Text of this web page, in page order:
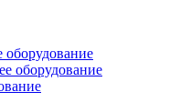
оборудование